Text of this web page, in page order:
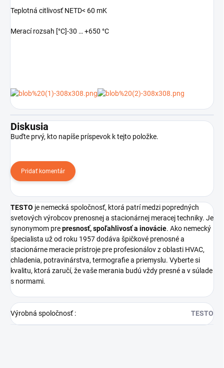
Teplotná citlivosť NETD< 60 mK
Merací rozsah [°C]-30 … +650 °C
Diskusia
Buďte prvý, kto napíše príspevok k tejto položke.
Pridať komentár
TESTO je nemecká spoločnosť, ktorá patrí medzi popredných
svetových výrobcov prenosnej a stacionárnej meracej techniky. Je
synonymom prepresnosť, spoľahlivosť a inovácie. Ako nemecký
špecialista už od roku 1957 dodáva špičkové prenosné a
stacionárne meracie prístroje pre profesionálov z oblasti HVAC,
chladenia, potravinárstva, termografie a priemyslu. Vyberte si
kvalitu, ktorá zaručí, že vaše merania budú vždy presné a v súlade
s normami.
Výrobná spoločnosť: TESTO